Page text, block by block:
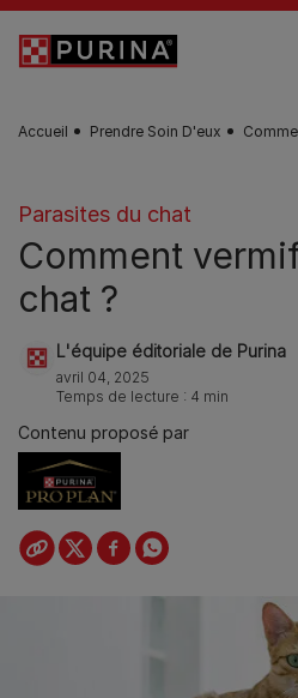
Skip to main content
Accueil Prendre Soin D'eux
Parasites du chat
Comment
chat ?
L'équipe éditoriale de Purina
avril 04, 2025
Temps de lecture : 4 min
Contenu proposé par